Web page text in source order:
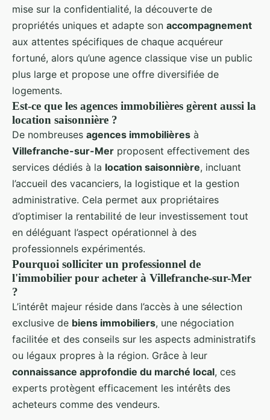
mise sur la confidentialité, la découverte de
propriétés uniques et adapte son accompagnement
aux attentes spécifiques de chaque acquéreur
fortuné, alors qu’une agence classique vise un public
plus large et propose une offre diversifiée de
logements.
Est-ce que les agences immobilières gèrent aussi la
location saisonnière ?
De nombreuses agences immobilières à
Villefranche-sur-Mer proposent effectivement des
services dédiés à la location saisonnière, incluant
l’accueil des vacanciers, la logistique et la gestion
administrative. Cela permet aux propriétaires
d’optimiser la rentabilité de leur investissement tout
en déléguant l’aspect opérationnel à des
professionnels expérimentés.
Pourquoi solliciter un professionnel de
l'immobilier pour acheter à Villefranche-sur-Mer
?
L’intérêt majeur réside dans l’accès à une sélection
exclusive de biens immobiliers, une négociation
facilitée et des conseils sur les aspects administratifs
ou légaux propres à la région. Grâce à leur
connaissance approfondie du marché local, ces
experts protègent efficacement les intérêts des
acheteurs comme des vendeurs.